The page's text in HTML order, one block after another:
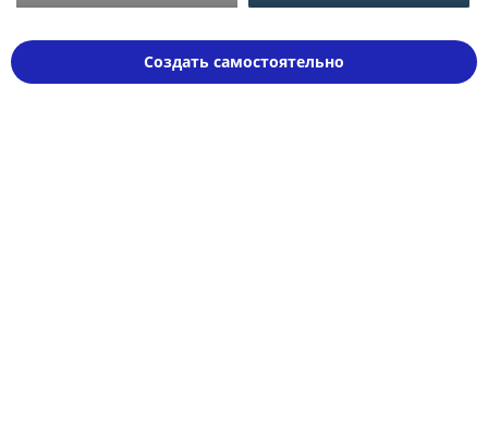
Создать самостоятельно